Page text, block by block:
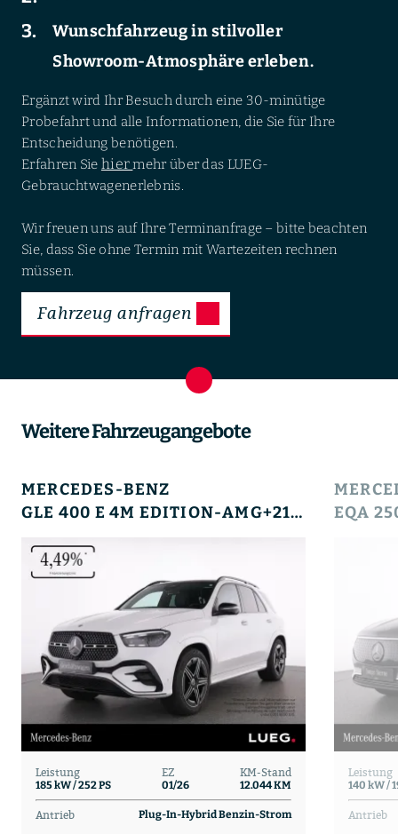
Wunschfahrzeug in stilvoller
Showroom-Atmosphäre erleben.
Ergänzt wird Ihr Besuch durch eine 30-minütige
Probefahrt und alle Informationen, die Sie für Ihre
Entscheidung benötigen.
Erfahren Sie hiermehr über das LUEG-
Gebrauchtwagenerlebnis.
Wir freuen uns auf Ihre Terminanfrage – bitte beachten
Sie, dass Sie ohne Termin mit Wartezeiten rechnen
müssen.
Fahrzeug anfragen
Weitere Fahrzeugangebote
MERCEDES-BENZ
GLE 400 E 4M EDITION-AMG+21+HUD+PANO+AHK+SOUND+
Leistung
185 kW / 252 PS
EZ
01/26
KM-Stand
12.044 KM
Antrieb Plug-In-Hybrid Benzin-Strom
Leistung
140 kW /
Antrieb